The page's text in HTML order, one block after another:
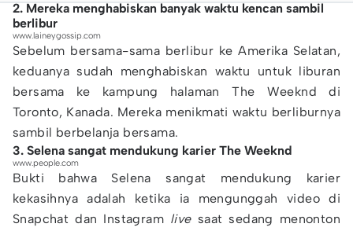
2. Mereka menghabiskan banyak waktu kencan sambil
berlibur
www.laineygossip.com
Sebelum bersama-sama berlibur ke Amerika Selatan,
keduanya sudah menghabiskan waktu untuk liburan
bersama ke kampung halaman The Weeknd di
Toronto, Kanada. Mereka menikmati waktu berliburnya
sambil berbelanja bersama.
3. Selena sangat mendukung karier The Weeknd
www.people.com
Bukti bahwa Selena sangat mendukung karier
kekasihnya adalah ketika ia mengunggah video di
Snapchat dan Instagram livesaat sedang menonton